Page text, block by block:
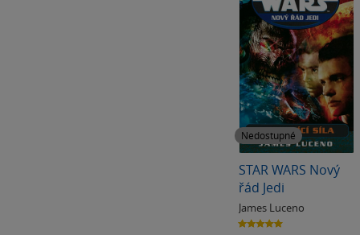
Nedostupné
STAR WARS Nový
řád Jedi
James Luceno
5.0
z